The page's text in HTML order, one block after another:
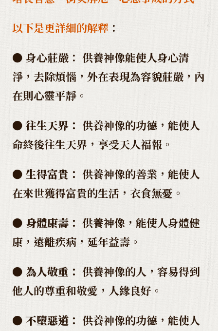
以下是更詳細的解釋 ：
● 身心莊嚴： 供養神像能使人身心清
淨，去除煩惱，外在表現為容貌莊嚴，內
在則心靈平靜。
● 往生天界： 供養神像的功德，能使人
命終後往生天界，享受天人福報。
● 生得富貴： 供養神像的善業，能使人
在來世獲得富貴的生活，衣食無憂。
● 身體康壽： 供養神像，能使人身體健
康，遠離疾病，延年益壽。
● 為人敬重： 供養神像的人，容易得到
他人的尊重和敬愛，人緣良好。
● 不墮惡道： 供養神像的功德，能使人